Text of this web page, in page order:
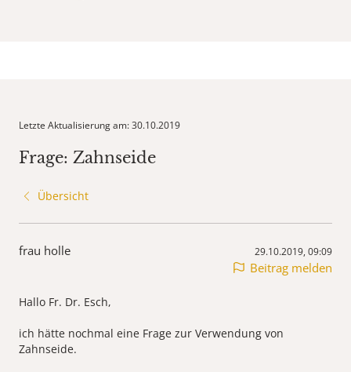
Letzte Aktualisierung am: 30.10.2019
Frage: Zahnseide
Übersicht
frau holle 29.10.2019, 09:09
Beitrag melden
Hallo Fr. Dr. Esch,
ich hätte nochmal eine Frage zur Verwendung von
Zahnseide.